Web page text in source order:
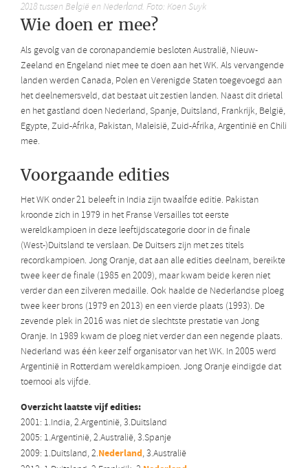
2018 tussen België en Nederland. Foto: Koen Suyk
Wie doen er mee?
Als gevolg van de coronapandemie besloten Australië, Nieuw-
Zeeland en Engeland niet mee te doen aan het WK. Als vervangende
landen werden Canada, Polen en Verenigde Staten toegevoegd aan
het deelnemersveld, dat bestaat uit zestien landen. Naast dit drietal
en het gastland doen Nederland, Spanje, Duitsland, Frankrijk, België,
Egypte, Zuid-Afrika, Pakistan, Maleisië, Zuid-Afrika, Argentinië en Chili
mee.
Voorgaande edities
Het WK onder 21 beleeft in India zijn twaalfde editie. Pakistan
kroonde zich in 1979 in het Franse Versailles tot eerste
wereldkampioen in deze leeftijdscategorie door in de finale
(West-)Duitsland te verslaan. De Duitsers zijn met zes titels
recordkampioen. Jong Oranje, dat aan alle edities deelnam, bereikte
twee keer de finale (1985 en 2009), maar kwam beide keren niet
verder dan een zilveren medaille. Ook haalde de Nederlandse ploeg
twee keer brons (1979 en 2013) en een vierde plaats (1993). De
zevende plek in 2016 was niet de slechtste prestatie van Jong
Oranje. In 1989 kwam de ploeg niet verder dan een negende plaats.
Nederland was één keer zelf organisator van het WK. In 2005 werd
Argentinië in Rotterdam wereldkampioen. Jong Oranje eindigde dat
toernooi als vijfde.
Overzicht laatste vijf edities:
2001: 1.India, 2.Argentinië, 3.Duitsland
2005: 1.Argentinië, 2.Australië, 3.Spanje
2009: 1.Duitsland, 2.Nederland, 3.Australië